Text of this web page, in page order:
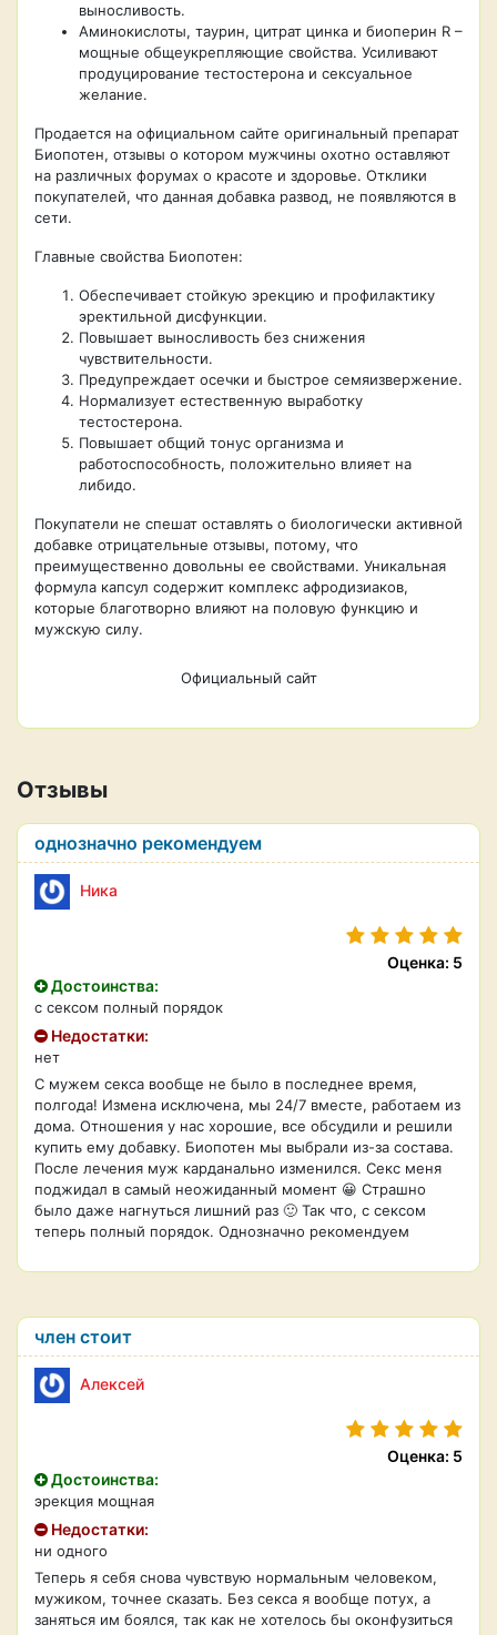
выносливость.
Аминокислоты, таурин, цитрат цинка и биоперин R –
мощные общеукрепляющие свойства. Усиливают
продуцирование тестостерона и сексуальное
желание.
Продается на официальном сайте оригинальный препарат
Биопотен, отзывы о котором мужчины охотно оставляют
на различных форумах о красоте и здоровье. Отклики
покупателей, что данная добавка развод, не появляются в
сети.
Главные свойства Биопотен:
Обеспечивает стойкую эрекцию и профилактику
эректильной дисфункции.
Повышает выносливость без снижения
чувствительности.
Предупреждает осечки и быстрое семяизвержение.
Нормализует естественную выработку
тестостерона.
Повышает общий тонус организма и
работоспособность, положительно влияет на
либидо.
Покупатели не спешат оставлять о биологически активной
добавке отрицательные отзывы, потому, что
преимущественно довольны ее свойствами. Уникальная
формула капсул содержит комплекс афродизиаков,
которые благотворно влияют на половую функцию и
мужскую силу.
Официальный сайт
Отзывы
однозначно рекомендуем
Ника
Оценка: 5
Достоинства:
с сексом полный порядок
Недостатки:
нет
С мужем секса вообще не было в последнее время,
полгода! Измена исключена, мы 24/7 вместе, работаем из
дома. Отношения у нас хорошие, все обсудили и решили
купить ему добавку. Биопотен мы выбрали из-за состава.
После лечения муж карданально изменился. Секс меня
поджидал в самый неожиданный момент 😀 Страшно
было даже нагнуться лишний раз 🙂 Так что, с сексом
теперь полный порядок. Однозначно рекомендуем
член стоит
Алексей
Оценка: 5
Достоинства:
эрекция мощная
Недостатки:
ни одного
Теперь я себя снова чувствую нормальным человеком,
мужиком, точнее сказать. Без секса я вообще потух, а
заняться им боялся, так как не хотелось бы оконфузиться